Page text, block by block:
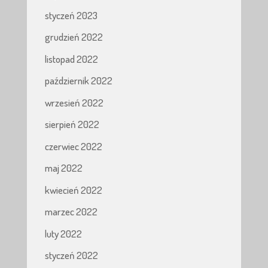
styczeń 2023
grudzień 2022
listopad 2022
październik 2022
wrzesień 2022
sierpień 2022
czerwiec 2022
maj 2022
kwiecień 2022
marzec 2022
luty 2022
styczeń 2022